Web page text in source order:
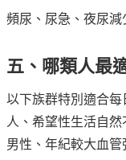
頻尿、尿急、夜尿減
五、哪類人最
以下族群特別適合
人、希望性生活自
男性、年紀較大血